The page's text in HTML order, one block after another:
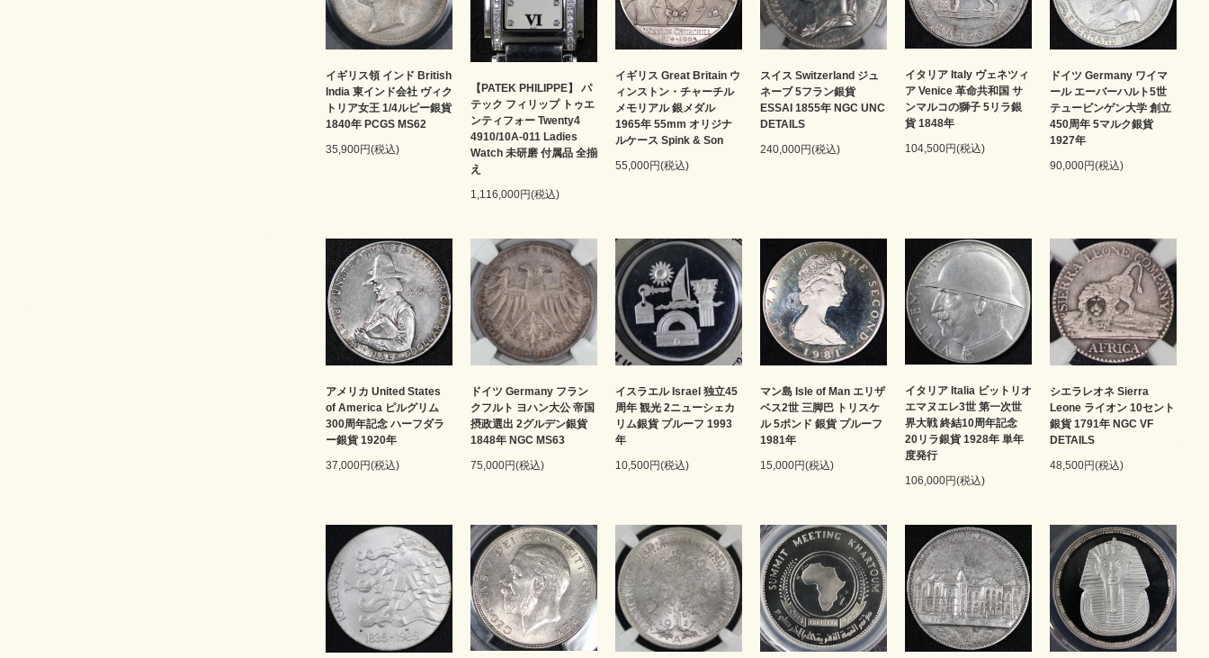
イギリス領 インド British
India 東インド会社 ヴィク
トリア女王 1/4ルピー銀貨
1840年 PCGS MS62
35,900円(税込)
【PATEK PHILIPPE】 パ
テック フィリップ トゥエ
ンティフォー Twenty4
4910/10A-011 Ladies
Watch 未研磨 付属品 全揃
え
1,116,000円(税込)
イギリス Great Britain ウ
ィンストン・チャーチル
メモリアル 銀メダル
1965年 55mm オリジナ
ルケース Spink & Son
55,000円(税込)
スイス Switzerland ジュ
ネーブ 5フラン銀貨
ESSAI 1855年 NGC UNC
DETAILS
240,000円(税込)
イタリア Italy ヴェネツィ
ア Venice 革命共和国 サ
ンマルコの獅子 5リラ銀
貨 1848年
104,500円(税込)
ドイツ Germany ワイマ
ール エーバーハルト5世
テュービンゲン大学 創立
450周年 5マルク銀貨
1927年
90,000円(税込)
アメリカ United States
of America ピルグリム
300周年記念 ハーフダラ
ー銀貨 1920年
37,000円(税込)
ドイツ Germany フラン
クフルト ヨハン大公 帝国
摂政選出 2グルデン銀貨
1848年 NGC MS63
75,000円(税込)
イスラエル Israel 独立45
周年 観光 2ニューシェカ
リム銀貨 プルーフ 1993
年
10,500円(税込)
マン島 Isle of Man エリザ
ベス2世 三脚巴 トリスケ
ル 5ポンド 銀貨 プルーフ
1981年
15,000円(税込)
イタリア Italia ビットリオ
エマヌエレ3世 第一次世
界大戦 終結10周年記念
20リラ銀貨 1928年 単年
度発行
106,000円(税込)
シエラレオネ Sierra
Leone ライオン 10セント
銀貨 1791年 NGC VF
DETAILS
48,500円(税込)